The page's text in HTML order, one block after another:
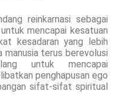
reinkarnasi sebagai
mencapai kesatuan
kesadaran yang lebih
manusia terus berevolusi
untuk mencapai
penghapusan ego
sifat-sifat spiritual